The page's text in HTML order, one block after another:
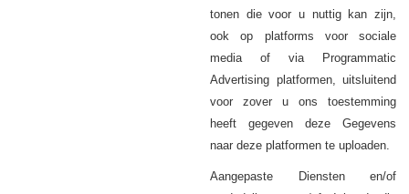
tonen die voor u nuttig kan zijn,
ook op platforms voor sociale
media of via Programmatic
Advertising platformen, uitsluitend
voor zover u ons toestemming
heeft gegeven deze Gegevens
naar deze platformen te uploaden.
Aangepaste Diensten en/of